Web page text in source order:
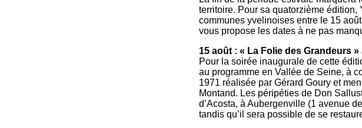
territoire. Pour sa quatorzième
communes yvelinoises entre le 15
vous propose les dates à ne pas
15 août : « La Folie des Grandeurs
Pour la soirée inaugurale de cette
au programme en Vallée de Seine, à
1971 réalisée par Gérard Goury et
Montand. Les péripéties de Don
d’Acosta, à Aubergenville (1 avenue
tandis qu’il sera possible de se